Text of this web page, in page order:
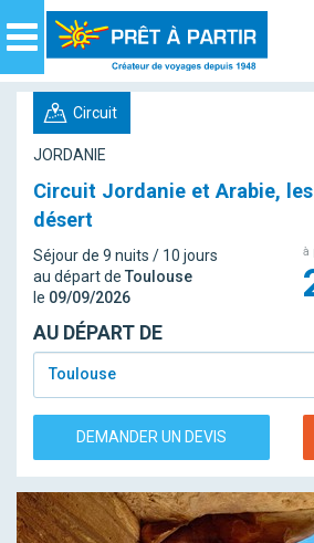
Navigation
Circuit
JORDANIE
Circuit Jordanie et Arabie,
désert
Séjour de 9 nuits / 10 jours
au départ de Toulouse
le 09/09/2026
à
AU DÉPART DE
Toulouse
DEMANDER UN DEVIS
Panneau de gestion des cookies